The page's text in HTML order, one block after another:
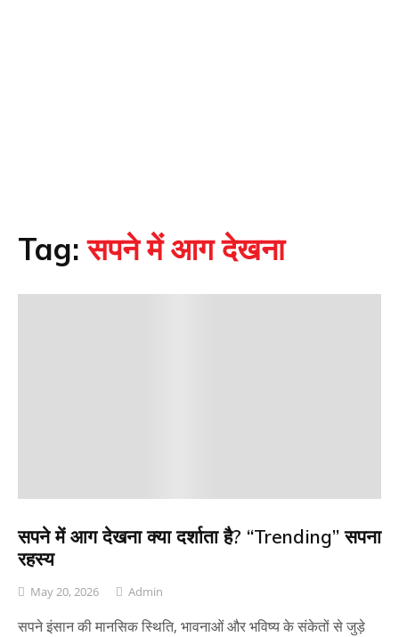
Tag:सपने में आग देखना
सपने में आग देखना क्या दर्शाता है? “Trending” सपना
रहस्य
May 20, 2026 Admin
सपने इंसान की मानसिक स्थिति, भावनाओं और भविष्य के संकेतों से जुड़े